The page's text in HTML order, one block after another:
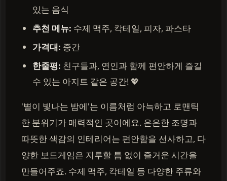
있는 음식
추천 메뉴: 수제 맥주, 칵테일, 피자, 파스타
가격대: 중간
한줄평: 친구들과, 연인과 함께 편안하게 즐길
수 있는 아지트 같은 공간! 💖
'별이 빛나는 밤에'는 이름처럼 아늑하고 로맨틱
한 분위기가 매력적인 곳이에요. 은은한 조명과
따뜻한 색감의 인테리어는 편안함을 선사하고, 다
양한 보드게임은 지루할 틈 없이 즐거운 시간을
만들어주죠. 수제 맥주, 칵테일 등 다양한 주류와